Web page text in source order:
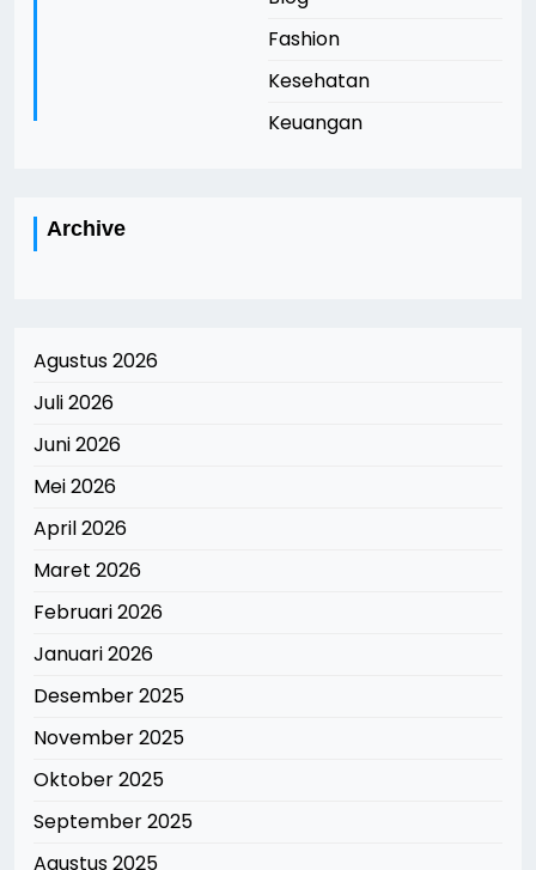
Fashion
Kesehatan
Keuangan
Archive
Agustus 2026
Juli 2026
Juni 2026
Mei 2026
April 2026
Maret 2026
Februari 2026
Januari 2026
Desember 2025
November 2025
Oktober 2025
September 2025
Agustus 2025